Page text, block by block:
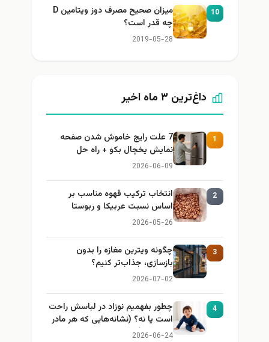
10
میزان صحیح مصرف دوز ویتامین D
چه قدر است؟
2019-05-28
داغ‌ترین ۳ ماه اخیر
1
7 علت رایج خاموش شدن صفحه
نمایش یخچال بکو + راه حل
2026-06-09
2
انتخاب ترکیب قهوه مناسب بر
اساس نسبت عربیکا و ربوستا
2026-05-26
3
چگونه ویترین مغازه را بدون
بازسازی، جذاب‌تر کنیم؟
2026-07-02
4
چطور بفهمیم نوزاد در لباسش راحت
است یا نه؟ (نشانه‌هایی که هر مادر
باید بداند)
2026-06-24